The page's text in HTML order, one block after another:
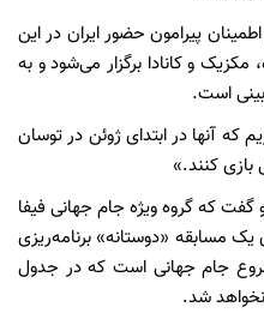
پیرامون حضور ایران در این
مکزیک و کانادا برگزار می‌شود و به
است.
که آنها در ابتدای ژوئن در توسان
کنند.»
که گروه ویژه جام جهانی فیفا
مسابقه «دوستانه» برنامه‌ریزی
شروع جام جهانی است که در جدول
شد.